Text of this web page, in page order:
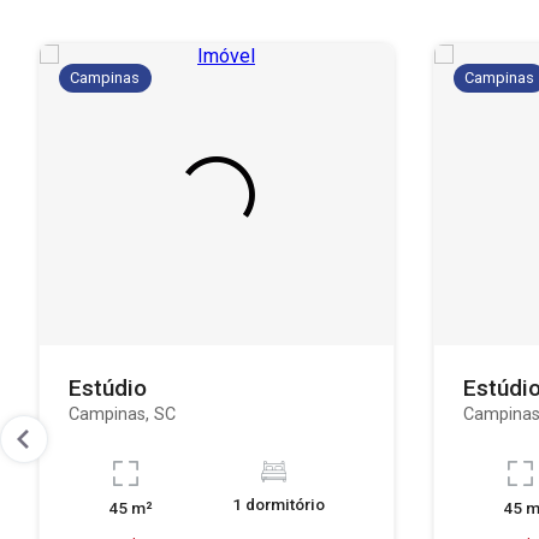
Campinas
Estúdio
Campinas, SC
45 m² 1 dormitório
Campinas
45